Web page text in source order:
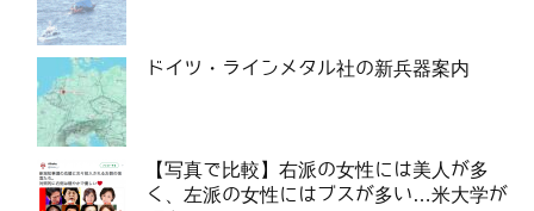
ドイツ・ラインメタル社の新兵器案内
【写真で比較】右派の女性には美人が多
く、左派の女性にはブスが多い…米大学が